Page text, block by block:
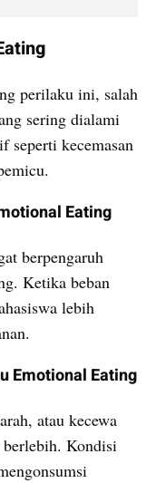
perilaku ini, salah
sering dialami
seperti kecemasan
Eating
berpengaruh
Ketika beban
lebih
Emotional Eating
atau kecewa
Kondisi